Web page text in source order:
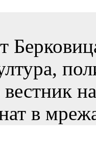
вестник
в